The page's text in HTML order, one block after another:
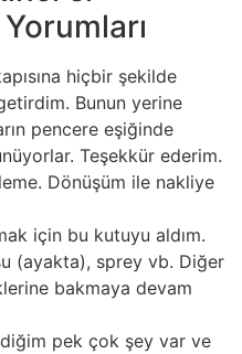
hiçbir şekilde
Bunun yerine
pencere eşiğinde
Teşekkür ederim.
Dönüşüm ile nakliye
için bu kutuyu aldım.
(ayakta), sprey vb. Diğer
bakmaya devam
pek çok şey var ve